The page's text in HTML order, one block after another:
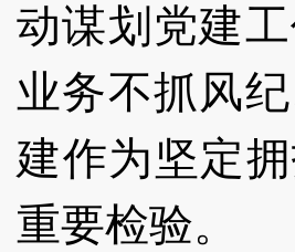
动谋划党建
业务不抓风
建作为坚定
重要检验。